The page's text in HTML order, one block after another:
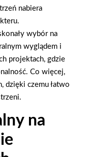
nabiera
wybór na
wyglądem i
projektach, gdzie
Co więcej,
dzięki czemu łatwo
na